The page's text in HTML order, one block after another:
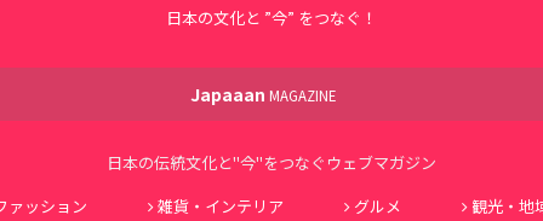
日本の文化と ”今” をつなぐ！
Japaaan MAGAZINE
日本の伝統文化と"今"をつなぐウェブマガジン
ァッション 雑貨・インテリア グルメ 観光・地